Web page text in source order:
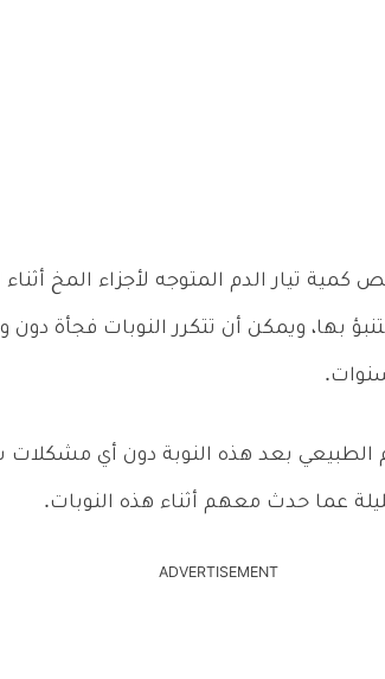
تيار الدم المتوجه لأجزاء المخ أثناء
بها، ويمكن أن تتكرر النوبات فجأة
بعد هذه النوبة دون أي مشكلات
عما حدث معهم أثناء هذه النوبات.
ADVERTISEMENT